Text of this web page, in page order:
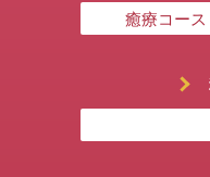
癒療コース